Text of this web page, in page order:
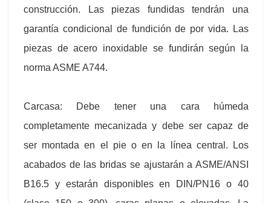
construcción. Las piezas fundidas tendrán una
garantía condicional de fundición de por vida. Las
piezas de acero inoxidable se fundirán según la
norma ASME A744.
Carcasa: Debe tener una cara húmeda
completamente mecanizada y debe ser capaz de
ser montada en el pie o en la línea central. Los
acabados de las bridas se ajustarán a ASME/ANSI
B16.5 y estarán disponibles en DIN/PN16 o 40